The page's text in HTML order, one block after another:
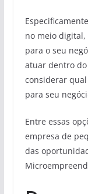
no meio digital,
para o seu
atuar dentro
considerar
para seu
Entre essas
empresa de
das